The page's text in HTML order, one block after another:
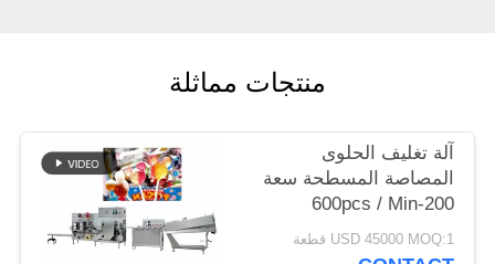
POLICY
منتجات مماثلة
آلة تغليف الحلوى
المصاصة المسطحة سعة
200-600pcs / Min
USD 45000 MOQ:1 قطعة